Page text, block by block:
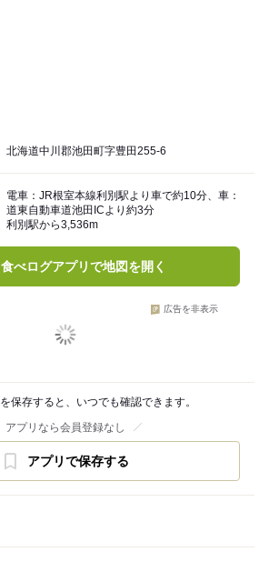
北海道中川郡池田町字豊田255-6
電車：JR根室本線利別駅より車で約10分、車：
道東自動車道池田ICより約3分
利別駅から3,536m
食べログアプリで地図を開く
広告を非表示
保存すると、いつでも確認できます。
アプリなら会員登録なし
アプリで保存する